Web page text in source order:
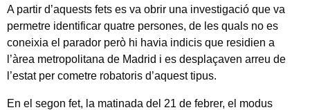
A partir d’aquests fets es va obrir una investigació que va
permetre identificar quatre persones, de les quals no es
coneixia el parador però hi havia indicis que residien a
l’àrea metropolitana de Madrid i es desplaçaven arreu de
l’estat per cometre robatoris d’aquest tipus.
En el segon fet, la matinada del 21 de febrer, el modus